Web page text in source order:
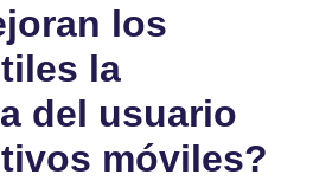
los
la
del usuario
móviles?